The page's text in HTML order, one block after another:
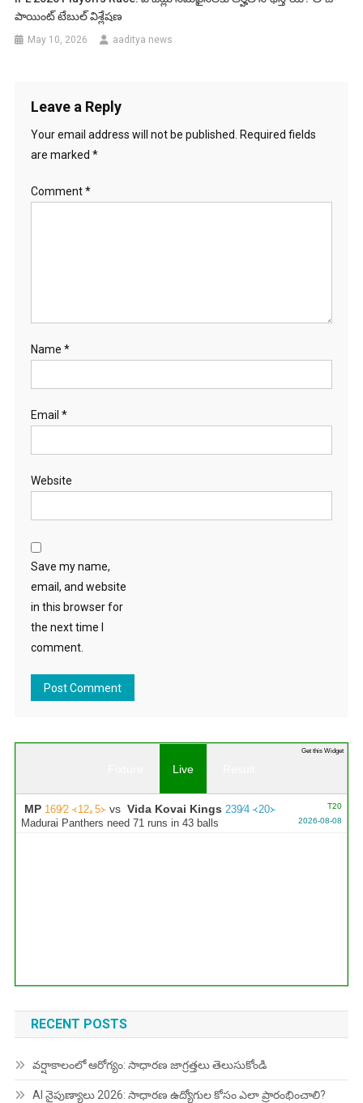
పాయింట్ టేబుల్ విశ్లేషణ
May 10, 2026 aaditya news
Leave a Reply
Your email address will not be published.
Required fields
are marked *
Comment*
Name *
Email *
Website
Save my name,
email, and website
in this browser for
the next time I
comment.
...
Live
T20
MP 169∕2 ᚜12｡5᚛vs Vida Kovai Kings 239∕4 ᚜20᚛
2026-08-08
Madurai Panthers need 71 runs in 43 balls
Get this Widget
RECENT POSTS
వర్షాకాలంలో ఆరోగ్యం: సాధారణ జాగ్రత్తలు తెలుసుకోండి
AI నైపుణ్యాలు 2026: సాధారణ ఉద్యోగుల కోసం ఎలా ప్రారంభించాలి?